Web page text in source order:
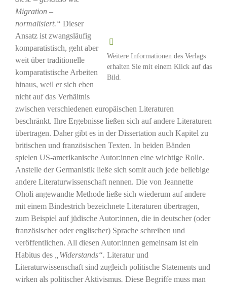
Weitere Informationen des Verlags
erhalten Sie mit einem Klick auf das
Bild.
Migration –
normalisiert.“ Dieser
Ansatz ist zwangsläufig
komparatistisch, geht aber
weit über traditionelle
komparatistische Arbeiten
hinaus, weil er sich eben
nicht auf das Verhältnis
zwischen verschiedenen europäischen Literaturen
beschränkt. Ihre Ergebnisse ließen sich auf andere Literaturen
übertragen. Daher gibt es in der Dissertation auch Kapitel zu
britischen und französischen Texten. In beiden Bänden
spielen US-amerikanische Autor:innen eine wichtige Rolle.
Anstelle der Germanistik ließe sich somit auch jede beliebige
andere Literaturwissenschaft nennen. Die von Jeannette
Oholi angewandte Methode ließe sich wiederum auf andere
mit einem Bindestrich bezeichnete Literaturen übertragen,
zum Beispiel auf jüdische Autor:innen, die in deutscher (oder
französischer oder englischer) Sprache schreiben und
veröffentlichen. All diesen Autor:innen gemeinsam ist ein
Habitus des
„Widerstands“. Literatur und
Literaturwissenschaft sind zugleich politische Statements und
wirken als politischer Aktivismus. Diese Begriffe muss man